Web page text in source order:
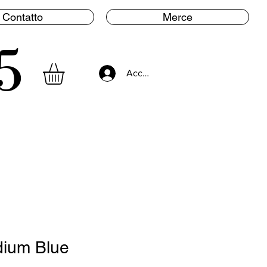
Contatto Merce
Accedi
Blue